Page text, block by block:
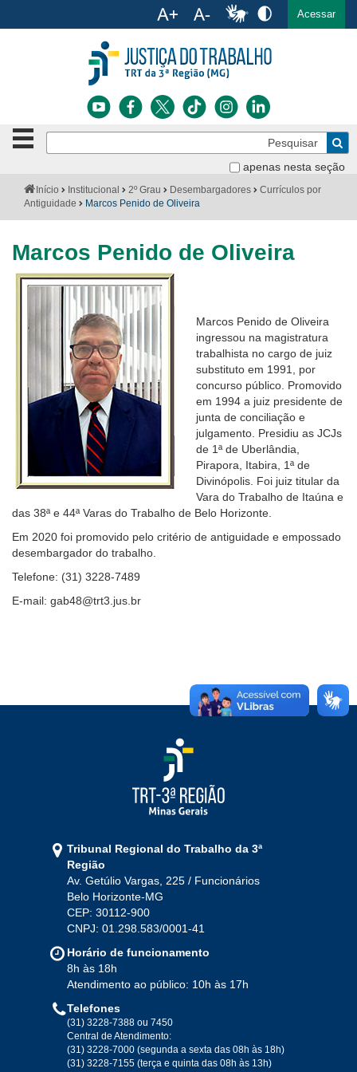
Ir para o menu Ir para a busca Ir para o rodapé
Acessar
apenas nesta seção
Botão
de
clique
ou
fechar
menu
Notícias
Serviços
Jurisprudência
Transparência
Legislação
Ouvidoria
Contato
Você
está
Início Institucional 2º Grau Desembargadores
Currículos por
Antiguidade
Marcos Penido de Oliveira
Marcos Penido de Oliveira
Marcos Penido de Oliveira
ingressou na magistratura
trabalhista no cargo de juiz
substituto em 1991, por
concurso público. Promovido
em 1994 a juiz presidente de
junta de conciliação e
julgamento. Presidiu as JCJs
de 1ª de Uberlândia,
Pirapora, Itabira, 1ª de
Divinópolis. Foi juiz titular da
Vara do Trabalho de Itaúna e
das 38ª e 44ª Varas do Trabalho de Belo Horizonte.
Em 2020 foi promovido pelo critério de antiguidade e empossado
desembargador do trabalho.
Telefone: (31) 3228-7489
E-mail: gab48@trt3.jus.br
Tribunal Regional do Trabalho da 3ª
Região
Av. Getúlio Vargas, 225 / Funcionários
Belo Horizonte-MG
CEP: 30112-900
CNPJ: 01.298.583/0001-41
Horário de funcionamento
8h às 18h
Atendimento ao público: 10h às 17h
Telefones
(31) 3228-7388 ou 7450
Central de Atendimento:
(31) 3228-7000 (segunda a sexta das 08h às 18h)
(31) 3228-7155 (terça e quinta das 08h às 13h)